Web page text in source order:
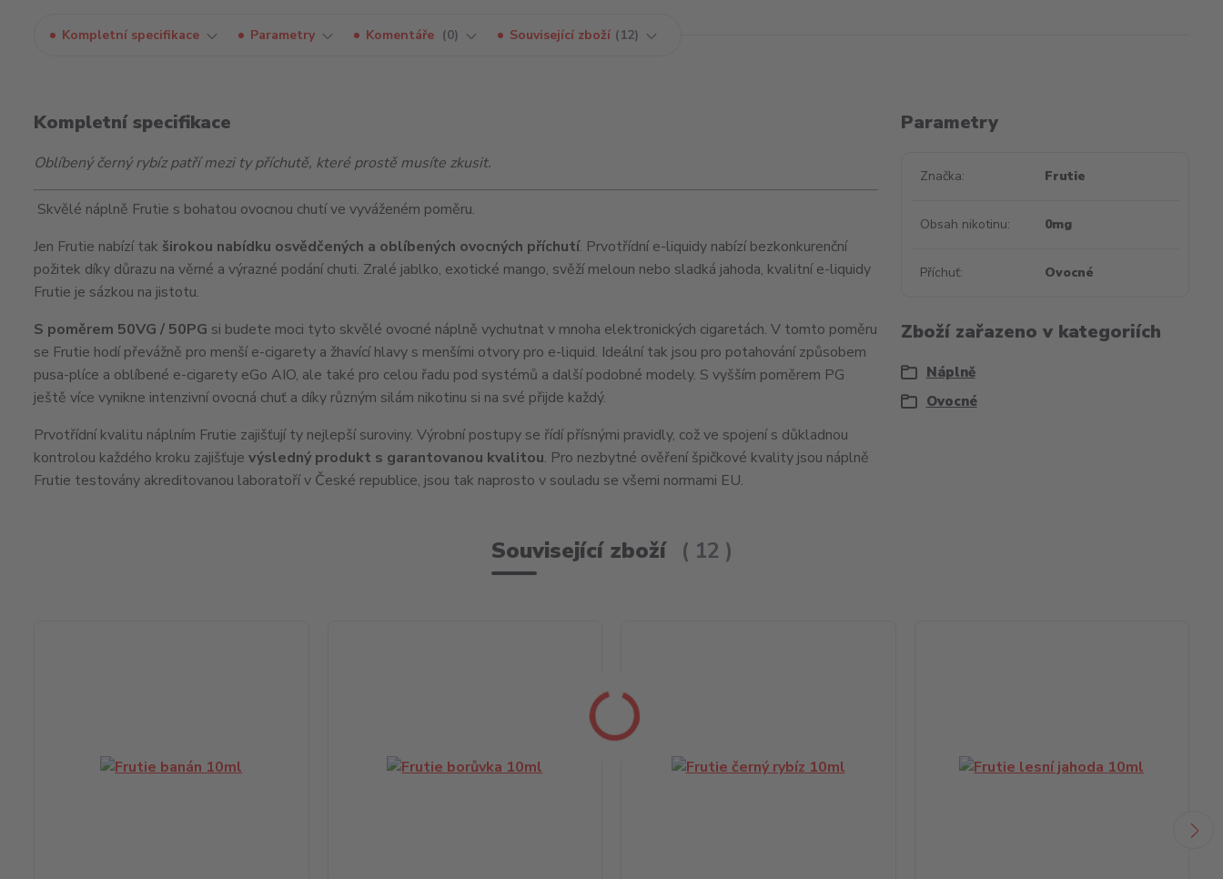
Kompletní specifikace Parametry Komentáře 0 Související zboží 12
Kompletní specifikace
Oblíbený černý rybíz patří mezi ty příchutě, které prostě musíte zkusit.
Skvělé náplně Frutie s bohatou ovocnou chutí ve vyváženém poměru.
Jen Frutie nabízí tak širokou nabídku osvědčených a oblíbených ovocných příchutí. Prvotřídní e-liquidy nabízí bezkonkurenční
požitek díky důrazu na věrné a výrazné podání chuti. Zralé jablko, exotické mango, svěží meloun nebo sladká jahoda, kvalitní e-liquidy
Frutie je sázkou na jistotu.
S poměrem 50VG / 50PG si budete moci tyto skvělé ovocné náplně vychutnat v mnoha elektronických cigaretách. V tomto poměru
se Frutie hodí převážně pro menší e-cigarety a žhavící hlavy s menšími otvory pro e-liquid. Ideální tak jsou pro potahování způsobem
pusa-plíce a oblíbené e-cigarety eGo AIO, ale také pro celou řadu pod systémů a další podobné modely. S vyšším poměrem PG
ještě více vynikne intenzivní ovocná chuť a díky různým silám nikotinu si na své přijde každý.
Prvotřídní kvalitu náplním Frutie zajišťují ty nejlepší suroviny. Výrobní postupy se řídí přísnými pravidly, což ve spojení s důkladnou
kontrolou každého kroku zajišťuje výsledný produkt s garantovanou kvalitou. Pro nezbytné ověření špičkové kvality jsou náplně
Frutie testovány akreditovanou laboratoří v České republice, jsou tak naprosto v souladu se všemi normami EU.
Parametry
Značka Frutie
Obsah nikotinu 0mg
Příchuť Ovocné
Zboží zařazeno v kategoriích
Náplně
Ovocné
Související zboží 12